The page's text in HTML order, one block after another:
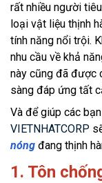
rất nhiều người
loại vật liệu thịnh
tính năng nổi trội.
nhu cầu về khả
này cũng đã được
sàng đáp ứng tất
VIETNHATCORP
nóng đang thịnh
1. Tôn